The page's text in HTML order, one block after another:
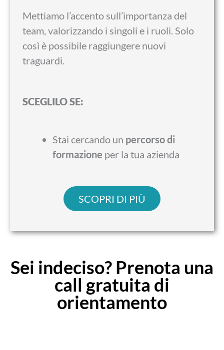
Mettiamo l’accento sull’importanza del
team, valorizzando i singoli e i ruoli. Solo
così è possibile raggiungere nuovi
traguardi.
SCEGLILO SE:
Stai cercando un percorso di
formazione per la tua azienda
SCOPRI DI PIÙ
Sei indeciso? Prenota una
call gratuita di
orientamento